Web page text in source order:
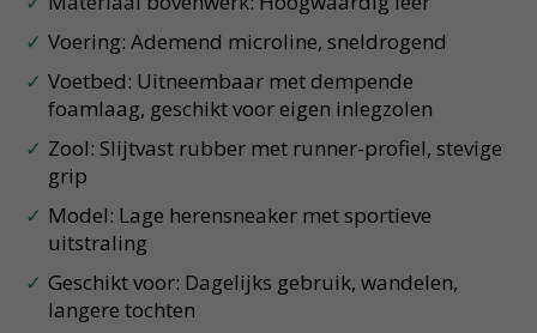
Voering: Ademend microline, sneldrogend
Voetbed: Uitneembaar met dempende
foamlaag, geschikt voor eigen inlegzolen
Zool: Slijtvast rubber met runner-profiel, stevige
grip
Model: Lage herensneaker met sportieve
uitstraling
Geschikt voor: Dagelijks gebruik, wandelen,
langere tochten